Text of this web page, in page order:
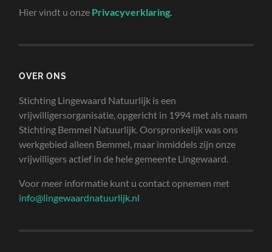
Hier vindt u onze Privacyverklaring.
OVER ONS
Stichting Lingewaard Natuurlijk is een
vrijwilligersorganisatie, opgericht in 1994 met als naam
Stichting Bemmel Natuurlijk. Oorspronkelijk was ons
werkgebied alleen Bemmel, maar inmiddels zijn onze
vrijwilligers actief in de hele gemeente Lingewaard.
Voor meer informatie kunt u contact opnemen met
info@lingewaardnatuurlijk.nl